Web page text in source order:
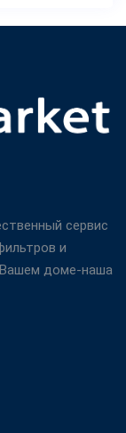
сервис
и
Вашем доме-наша